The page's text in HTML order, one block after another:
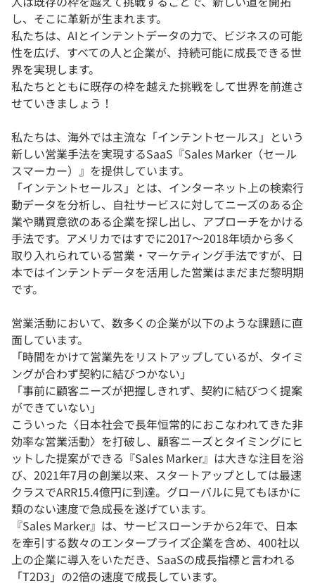
契約内容・クーポン
し、そこに革新が生まれます。
私たちは、AIとインテントデータの力で、ビジネスの可能
性を広げ、すべての人と企業が、持続可能に成長できる世
界を実現します。
私たちとともに既存の枠を越えた挑戦をして世界を前進さ
せていきましょう！
私たちは、海外では主流な「インテントセールス」という
新しい営業手法を実現するSaaS『Sales Marker（セール
スマーカー）』を提供しています。
「インテントセールス」とは、インターネット上の検索行
動データを分析し、自社サービスに対してニーズのある企
業や購買意欲のある企業を探し出し、アプローチをかける
手法です。アメリカではすでに2017〜2018年頃から多く
取り入れられている営業・マーケティング手法ですが、日
本ではインテントデータを活用した営業はまだまだ黎明期
です。
営業活動において、数多くの企業が以下のような課題に直
面しています。
「時間をかけて営業先をリストアップしているが、タイミ
ングが合わず契約に結びつかない」
「事前に顧客ニーズが把握しきれず、契約に結びつく提案
ができていない」
こういった〈日本社会で長年恒常的におこなわれてきた非
効率な営業活動〉を打破し、顧客ニーズとタイミングにヒ
ットした提案ができる『Sales Marker』は大きな注目を浴
び、2021年7月の創業以来、スタートアップとしては最速
クラスでARR15.4億円に到達。グローバルに見てもほかに
類のない速度で急成長を遂げています。
『Sales Marker』は、サービスローンチから2年で、日本
を牽引する数々のエンタープライズ企業を含め、400社以
上の企業に導入をいただき、SaaSの成長指標と言われる
「T2D3」の2倍の速度で成長しています。